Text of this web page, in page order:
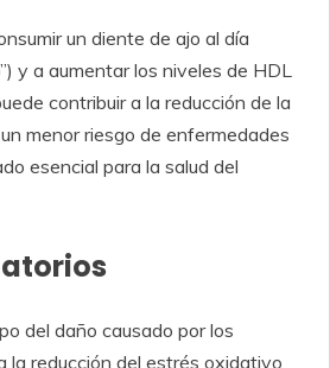
un diente de ajo al día
y a aumentar los niveles de HDL
contribuir a la reducción de la
menor riesgo de enfermedades
esencial para la salud del
del daño causado por los
la reducción del estrés oxidativo